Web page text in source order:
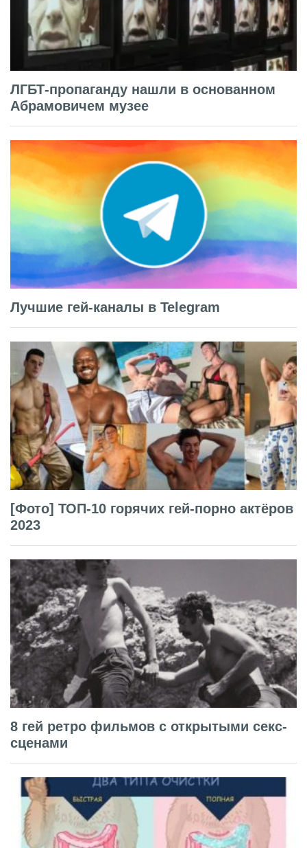
ЛГБТ-пропаганду нашли в основанном
Абрамовичем музее
Лучшие гей-каналы в Telegram
[Фото] ТОП-10 горячих гей-порно актёров
2023
8 гей ретро фильмов с открытыми секс-
сценами